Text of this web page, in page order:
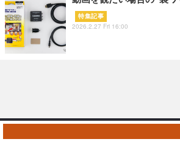
特集記事
2026.2.27 Fri 16:00